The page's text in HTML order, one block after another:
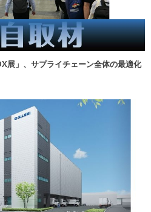
展」、サプライチェーン全体の最適化